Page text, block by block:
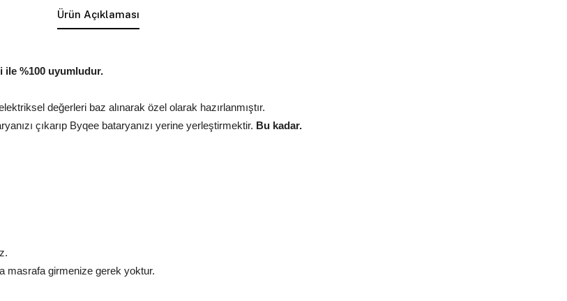
Ürün Açıklaması
%100 uyumludur.
değerleri baz alınarak özel olarak hazırlanmıştır.
çıkarıp Byqee bataryanızı yerine yerleştirmektir. Bu kadar.
masrafa girmenize gerek yoktur.